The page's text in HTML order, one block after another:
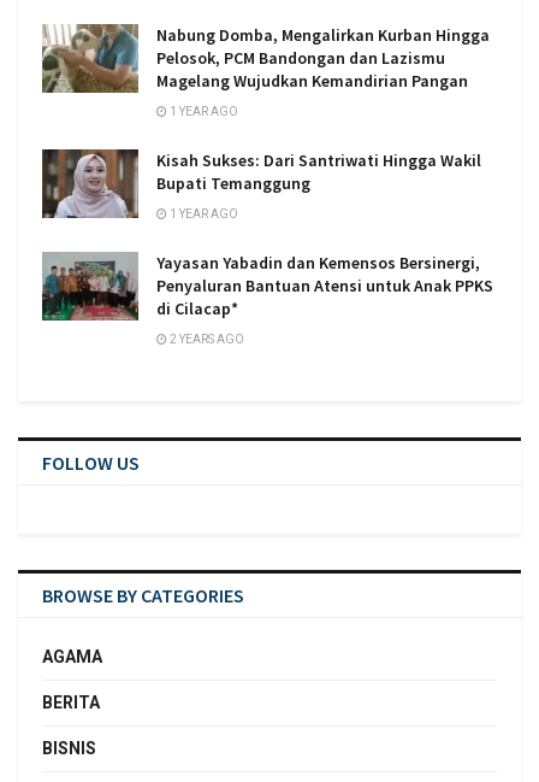
Nabung Domba, Mengalirkan Kurban Hingga
Pelosok, PCM Bandongan dan Lazismu
Magelang Wujudkan Kemandirian Pangan
1 YEAR AGO
Kisah Sukses: Dari Santriwati Hingga Wakil
Bupati Temanggung
1 YEAR AGO
Yayasan Yabadin dan Kemensos Bersinergi,
Penyaluran Bantuan Atensi untuk Anak PPKS
di Cilacap*
2 YEARS AGO
FOLLOW US
BROWSE BY CATEGORIES
AGAMA
BERITA
BISNIS